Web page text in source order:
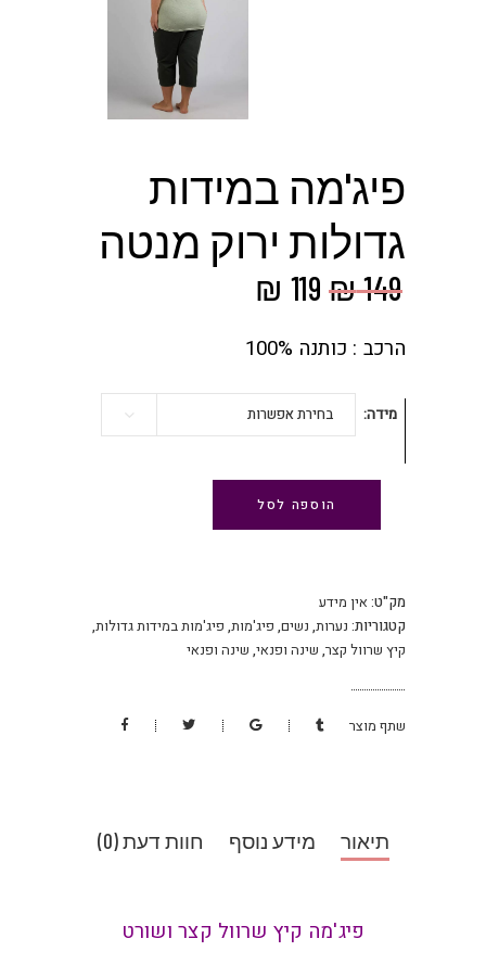
פיג'מה במידות
גדולות ירוק מנטה
₪149
המחיר
היה:
₪ 149.
₪ 119
הוא:
₪ 119.
הרכב : כותנה 100%
מידה בחירת אפשרות
הוספה לסל
מק"ט: אין מידע
קטגוריות: נערות, נשים, פיג'מות, פיג'מות במידות גדולות,
קיץ שרוול קצר, שינה ופנאי, שינה ופנאי
שתף מוצר
תיאור מידע נוסף חוות דעת (0)
פיג'מה קיץ שרוול קצר ושורט